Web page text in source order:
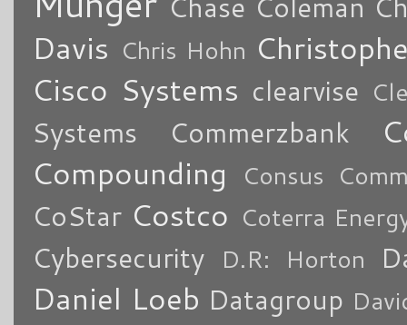
Davis Chris Hohn
Cisco Systems clearvise
Systems Commerzbank
Compounding
Consus
CoStar Costco Coterra
Cybersecurity D.R: Horton
Daniel Loeb Datagroup